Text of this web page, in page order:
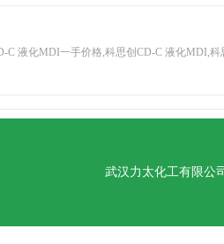
C 液化MDI一手价格,科思创CD-C 液化MDI,
武汉力太化工有限公